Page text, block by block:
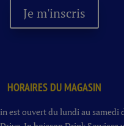
Je m'inscris
HORAIRES DU MAGASIN
est ouvert du lundi au samedi